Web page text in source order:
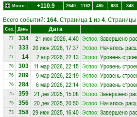
Итого:
+110.9 2640 1162 495 983 348
Всего событий: 164. Страница 1 из 4.
Сез. День Дата
77 334 21 июн 2026, 4:40 Эспоо: Завершено
77 333 20 июн 2026, 17:37 Эспоо: Началось
77 14 2 апр 2026, 22:13 Эспоо: Уровень
76 303 11 мар 2026, 22:15 Эспоо: Уровень
76 289 9 мар 2026, 22:19 Эспоо: Уровень
76 284 6 мар 2026, 22:14 Эспоо: Уровень
75 359 21 дек 2025, 15:08 Эспоо: Завершено
75 356 20 дек 2025, 20:50 Эспоо: Началось
73 358 29 июн 2025, 16:40 Эспоо: Завершено